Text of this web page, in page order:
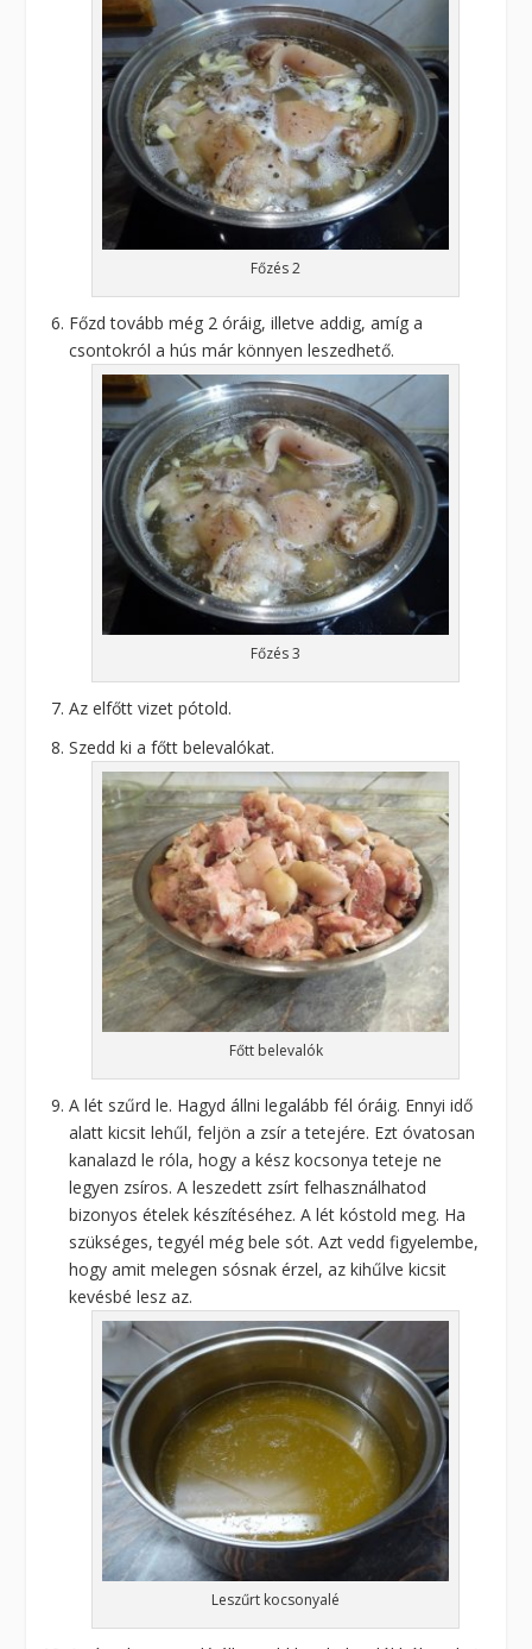
Főzés 2
Főzd tovább még 2 óráig, illetve addig, amíg a
csontokról a hús már könnyen leszedhető.
Főzés 3
Az elfőtt vizet pótold.
Szedd ki a főtt belevalókat.
Főtt belevalók
A lét szűrd le. Hagyd állni legalább fél óráig. Ennyi idő
alatt kicsit lehűl, feljön a zsír a tetejére. Ezt óvatosan
kanalazd le róla, hogy a kész kocsonya teteje ne
legyen zsíros. A leszedett zsírt felhasználhatod
bizonyos ételek készítéséhez. A lét kóstold meg. Ha
szükséges, tegyél még bele sót. Azt vedd figyelembe,
hogy amit melegen sósnak érzel, az kihűlve kicsit
kevésbé lesz az.
Leszűrt kocsonyalé